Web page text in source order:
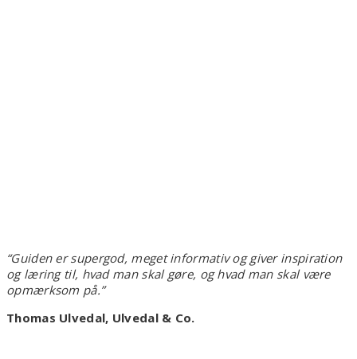
“Guiden er supergod, meget informativ og giver inspiration
og læring til, hvad man skal gøre, og hvad man skal være
opmærksom på.”
Thomas Ulvedal, Ulvedal & Co.